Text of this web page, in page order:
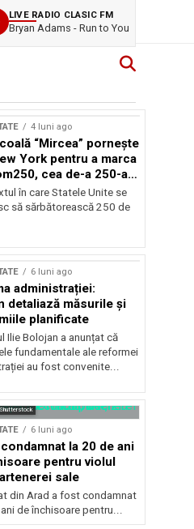
LIVE RADIO CLASIC FM
Bryan Adams - Run to You
4 luni ago
“Mircea” pornește
York pentru a marca
cea de-a 250-a
a Statelor Unite
în care Statele Unite se
să sărbătorească 250 de
6 luni ago
administrației:
detaliază măsurile și
planificate
Ilie Bolojan a anunțat că
fundamentale ale reformei
au fost convenite...
6 luni ago
la 20 de ani
pentru violul
sale
din Arad a fost condamnat
ani de închisoare pentru...